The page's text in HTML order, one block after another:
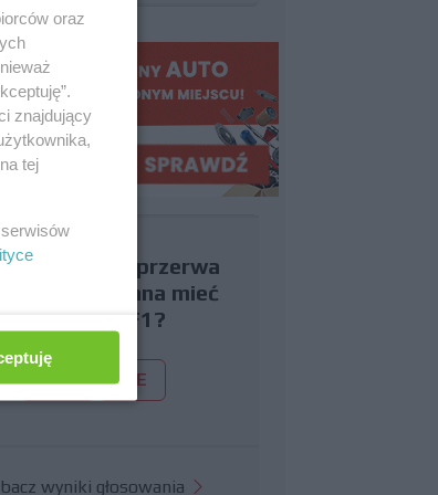
uważasz, że przerwa
powinna mieć
miejsce w F1?
TAK NIE
wyniki głosowania
oraz
znajdujący
tej